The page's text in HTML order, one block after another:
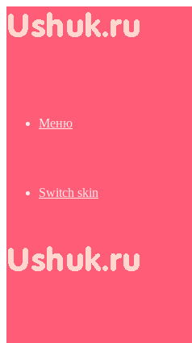
Меню
Switch skin